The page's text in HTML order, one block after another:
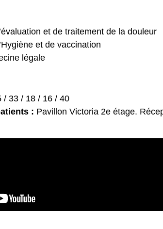
et de traitement de la douleur
et de vaccination
légale
/ 33 / 18 / 16 / 40
: Pavillon Victoria 2e étage.